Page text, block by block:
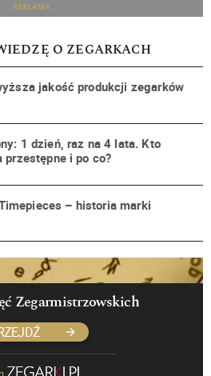
REKLAMA
O ZEGARKACH
jakość produkcji zegarków
1 dzień, raz na 4 lata. Kto
przestępne i po co?
– historia marki
Zegarmistrzowskich